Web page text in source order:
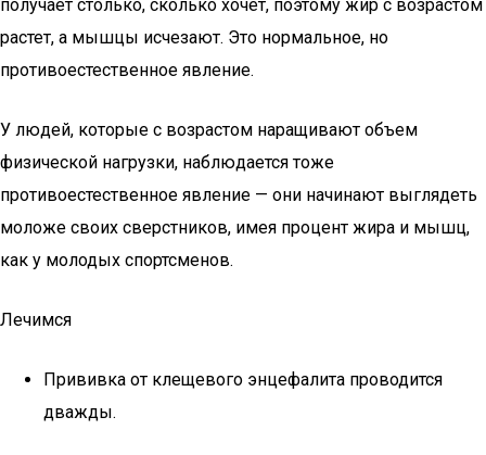
получает столько, сколько хочет, поэтому жир с возрастом
растет, а мышцы исчезают. Это нормальное, но
противоестественное явление.
У людей, которые с возрастом наращивают объем
физической нагрузки, наблюдается тоже
противоестественное явление — они начинают выглядеть
моложе своих сверстников, имея процент жира и мышц,
как у молодых спортсменов.
Лечимся
Прививка от клещевого энцефалита проводится
дважды.